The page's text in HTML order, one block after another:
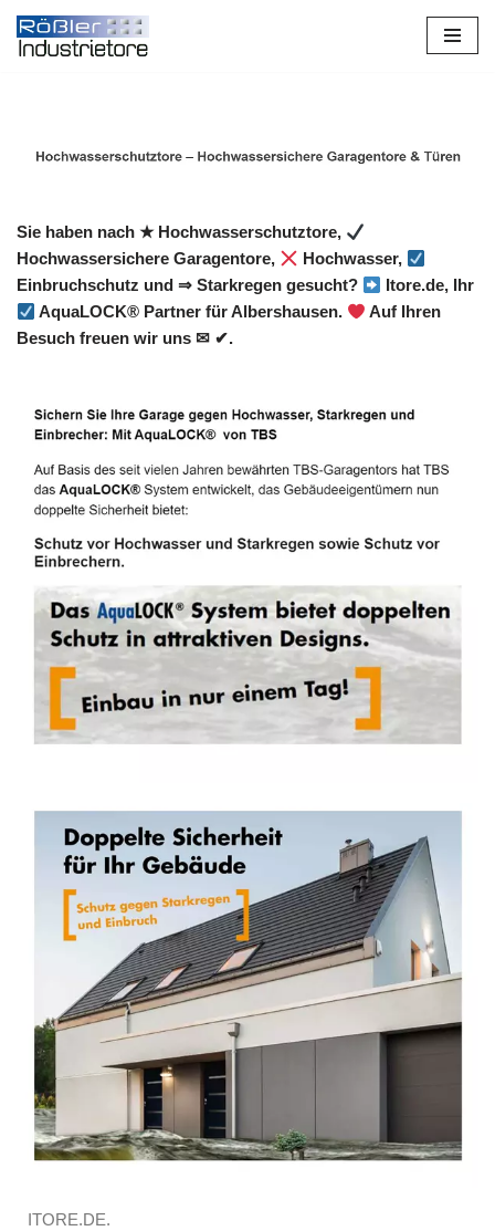
Zum
Sie haben nach ★ Hochwasserschutztore,
Hochwassersichere Garagentore,
Hochwasser,
Einbruchschutz und ⇒ Starkregen gesucht?
Itore.de, Ihr
AquaLOCK® Partner für Albershausen.
Auf Ihren
Besuch freuen wir uns ✉ ✔.
ITORE.DE.